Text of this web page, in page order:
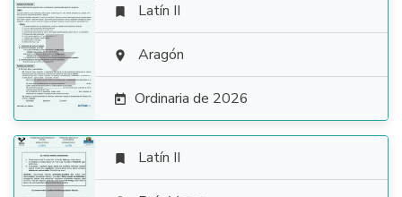

 Latín II
 Aragón
 Ordinaria de 2026
 Latín II